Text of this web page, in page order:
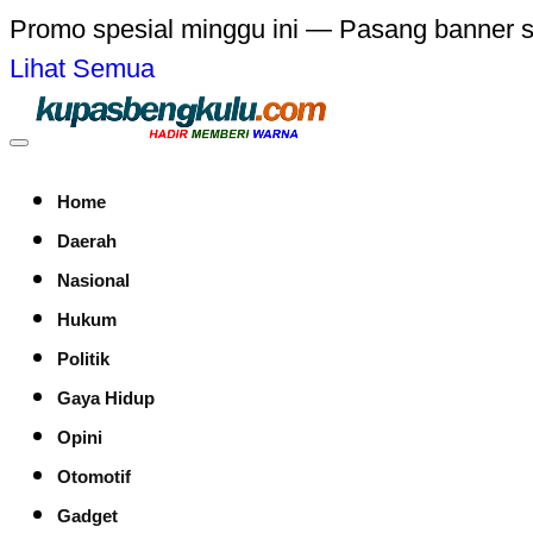
Promo spesial minggu ini — Pasang banner
Lihat Semua
Home
Daerah
Nasional
Hukum
Politik
Gaya Hidup
Opini
Otomotif
Gadget